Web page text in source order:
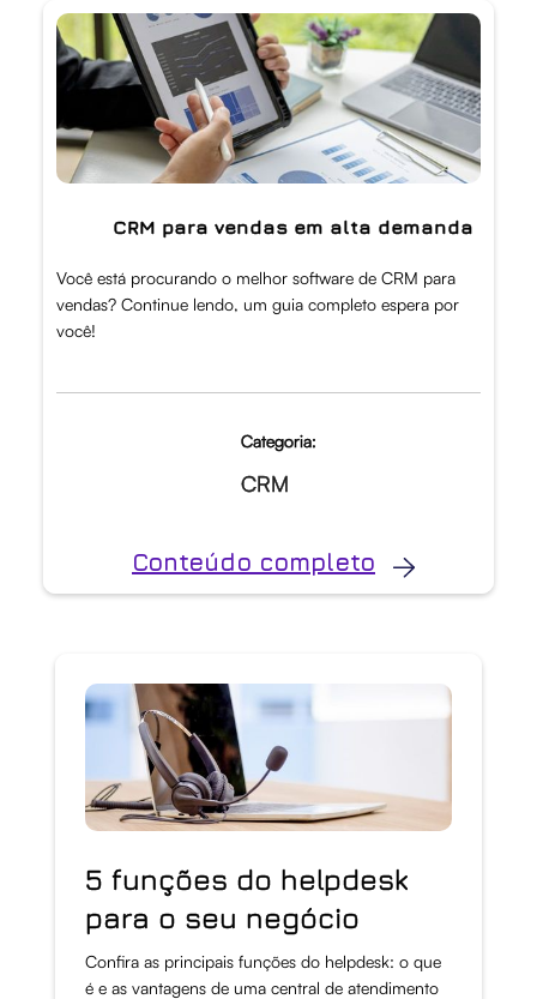
CRM para vendas em alta demanda
Você está procurando o melhor software de CRM para
vendas? Continue lendo, um guia completo espera por
você!
Categoria:
CRM
Conteúdo completo
5 funções do helpdesk
para o seu negócio
Confira as principais funções do helpdesk: o que
é e as vantagens de uma central de atendimento